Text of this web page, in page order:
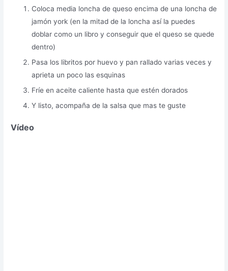
Coloca media loncha de queso encima de una loncha de
jamón york (en la mitad de la loncha así la puedes
doblar como un libro y conseguir que el queso se quede
dentro)
Pasa los libritos por huevo y pan rallado varias veces y
aprieta un poco las esquinas
Fríe en aceite caliente hasta que estén dorados
Y listo, acompaña de la salsa que mas te guste
Vídeo